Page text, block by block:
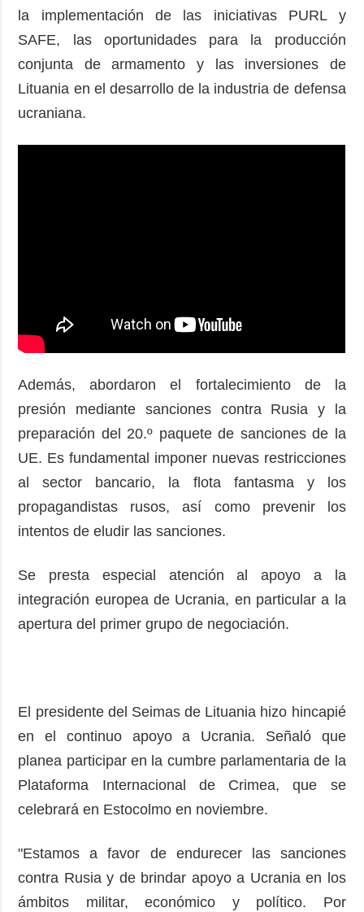
la implementación de las iniciativas PURL y
SAFE, las oportunidades para la producción
conjunta de armamento y las inversiones de
Lituania en el desarrollo de la industria de defensa
ucraniana.
Además, abordaron el fortalecimiento de la
presión mediante sanciones contra Rusia y la
preparación del 20.º paquete de sanciones de la
UE. Es fundamental imponer nuevas restricciones
al sector bancario, la flota fantasma y los
propagandistas rusos, así como prevenir los
intentos de eludir las sanciones.
Se presta especial atención al apoyo a la
integración europea de Ucrania, en particular a la
apertura del primer grupo de negociación.
El presidente del Seimas de Lituania hizo hincapié
en el continuo apoyo a Ucrania. Señaló que
planea participar en la cumbre parlamentaria de la
Plataforma Internacional de Crimea, que se
celebrará en Estocolmo en noviembre.
"Estamos a favor de endurecer las sanciones
contra Rusia y de brindar apoyo a Ucrania en los
ámbitos militar, económico y político. Por